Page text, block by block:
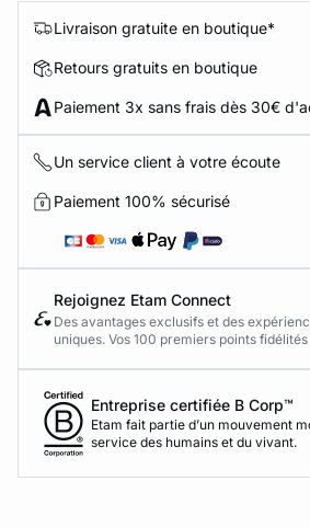
Livraison gratuite en boutique*
Retours gratuits en boutique
Paiement 3x sans frais dès 30€
Un service client à votre écoute
Paiement 100% sécurisé
Rejoignez Etam Connect
Des avantages exclusifs et des
uniques. Vos 100 premiers points
Entreprise certifiée B Corp™
Etam fait partie d’un mouvement
service des humains et du vivant.